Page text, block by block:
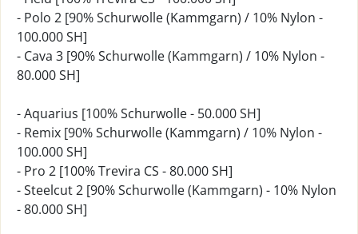
- Polo 2 [90% Schurwolle (Kammgarn) / 10% Nylon -
100.000 SH]
- Cava 3 [90% Schurwolle (Kammgarn) / 10% Nylon -
80.000 SH]
- Aquarius [100% Schurwolle - 50.000 SH]
- Remix [90% Schurwolle (Kammgarn) / 10% Nylon -
100.000 SH]
- Pro 2 [100% Trevira CS - 80.000 SH]
- Steelcut 2 [90% Schurwolle (Kammgarn) - 10% Nylon
- 80.000 SH]